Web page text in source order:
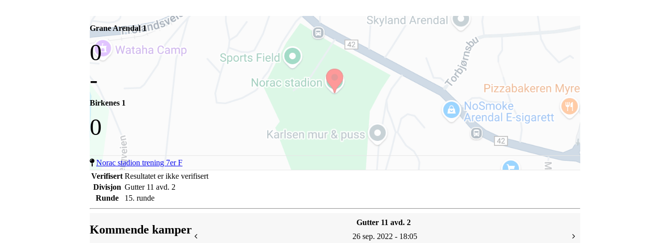
Grane Arendal 1
0
-
Birkenes 1
0
Norac stadion trening 7er F
Verifisert Resultatet er ikke verifisert
Divisjon Gutter 11 avd. 2
Runde
15. runde
Kommende kamper
Gutter 11 avd. 2
26 sep. 2022 - 18:05